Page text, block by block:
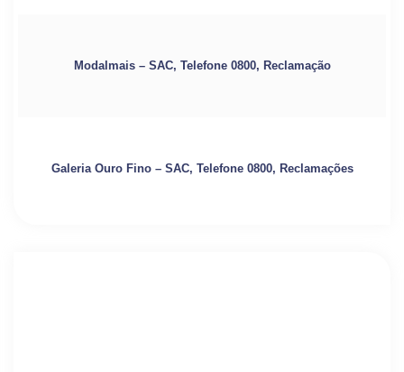
Modalmais – SAC, Telefone 0800, Reclamação
Galeria Ouro Fino – SAC, Telefone 0800, Reclamações